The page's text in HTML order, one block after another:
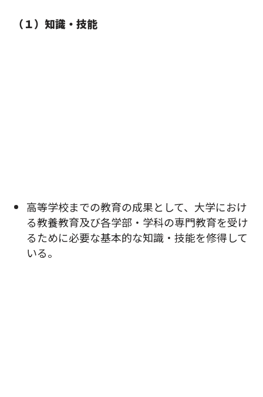
（１）知識・技能
高等学校までの教育の成果として、大学におけ
る教養教育及び各学部・学科の専門教育を受け
るために必要な基本的な知識・技能を修得して
いる。